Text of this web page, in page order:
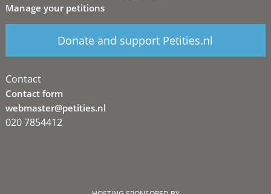
Manage your petitions
Donate and support Petities.nl
Contact
Contact form
webmaster@petities.nl
020 7854412